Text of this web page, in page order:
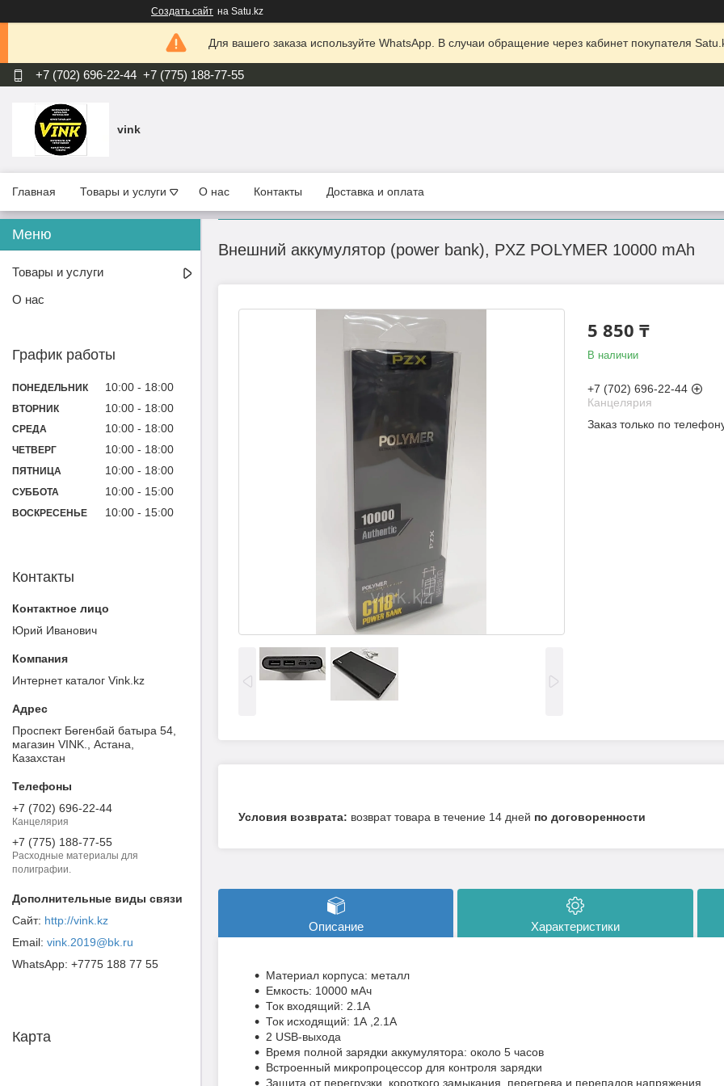
Создать сайт на Satu.kz
Для вашего заказа используйте WhatsApp. В случаи обращение через кабинет покупателя
+7 (702) 696-22-44 +7 (775) 188-77-55
vink
Главная Товары и услуги О нас Контакты Доставка и оплата
Внешний аккумулятор (power bank), PXZ POLYMER 10000 mAh
5 850 ₸
В наличии
+7 (702) 696-22-44
Канцелярия
Заказ только по
возврат товара в течение 14 дней по договоренности
Описание Характеристики
Материал корпуса: металл
Емкость: 10000 мАч
Ток входящий: 2.1А
Ток исходящий: 1А ,2.1A
2 USB-выхода
Время полной зарядки аккумулятора: около 5 часов
Встроенный микропроцессор для контроля зарядки
Защита от перегрузки, короткого замыкания, перегрева и перепадов напряжения
Товары и услуги
О нас
График работы
ПОНЕДЕЛЬНИК 10:00 18:00
ВТОРНИК 10:00 18:00
СРЕДА 10:00 18:00
ЧЕТВЕРГ 10:00 18:00
ПЯТНИЦА 10:00 18:00
СУББОТА 10:00 15:00
ВОСКРЕСЕНЬЕ 10:00 15:00
Контакты
Юрий Иванович
Интернет каталог Vink.kz
Проспект Бөгенбай батыра 54,
магазин VINK., Астана,
Казахстан
+7 (702) 696-22-44
Канцелярия
+7 (775) 188-77-55
Расходные материалы для
полиграфии.
http://vink.kz
vink.2019@bk.ru
+7775 188 77 55
Карта